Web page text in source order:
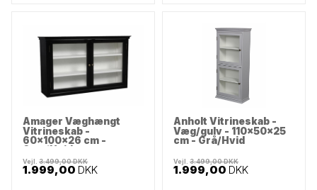
Amager Væghængt
Vitrineskab -
60x100x26 cm -
Sort/Hvid
1.999,00 DKK
Vejl.3.499,00DKK
Anholt Vitrineskab -
Væg/gulv - 110x50x25
cm - Grå/Hvid
1.999,00 DKK
Vejl. 3.499,00DKK